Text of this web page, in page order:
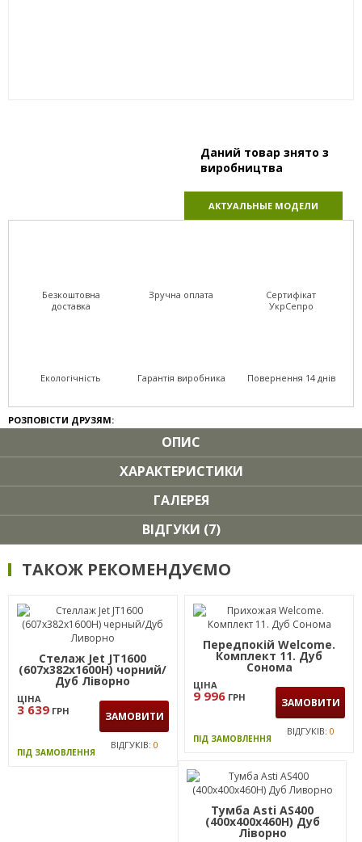
Даний товар знято з
виробництва
АКТУАЛЬНЫЕ МОДЕЛИ
Безкоштовна
доставка
Зручна оплата
Сертифікат
УкрСепро
Екологічність Гарантія виробника Повернення 14 днів
РОЗПОВІСТИ ДРУЗЯМ:
ОПИС
ХАРАКТЕРИСТИКИ
ГАЛЕРЕЯ
ВІДГУКИ (7)
ТАКОЖ РЕКОМЕНДУЄМО
Стелаж Jet JT1600
(607х382х1600Н) чорний/
Дуб Ліворно
ЦІНА
3 639 ГРН ЗАМОВИТИ
ПІД ЗАМОВЛЕННЯ
ВІДГУКІВ: 0
Передпокій Welcome.
Комплект 11. Дуб
Сонома
ЦІНА
9 996 ГРН ЗАМОВИТИ
ПІД ЗАМОВЛЕННЯ
ВІДГУКІВ: 0
Тумба Asti AS400
(400х400х460Н) Дуб
Ліворно